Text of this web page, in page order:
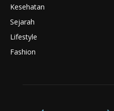
Kesehatan
Sejarah
Lifestyle
Fashion